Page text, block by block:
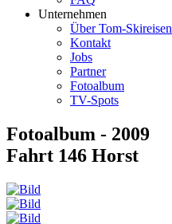
Unternehmen
Über Tom-Skireisen
Kontakt
Jobs
Partner
Fotoalbum
TV-Spots
Fotoalbum - 2009
Fahrt 146 Horst